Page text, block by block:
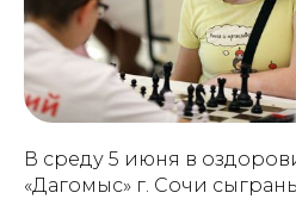
В среду 5 июня в
«Дагомыс» г. Сочи